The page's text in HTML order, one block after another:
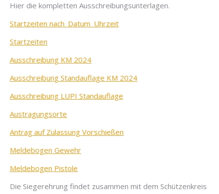
Hier die kompletten Ausschreibungsunterlagen.
Startzeiten nach_Datum_Uhrzeit
Startzeiten
Ausschreibung KM 2024
Ausschreibung Standauflage KM 2024
Ausschreibung LUPI Standauflage
Austragungsorte
Antrag auf Zulassung Vorschießen
Meldebogen Gewehr
Meldebogen Pistole
Die Siegerehrung findet zusammen mit dem Schützenkreis